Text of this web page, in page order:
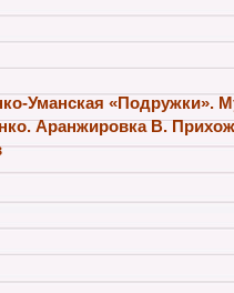
Уманская «Подружки».
Аранжировка В.